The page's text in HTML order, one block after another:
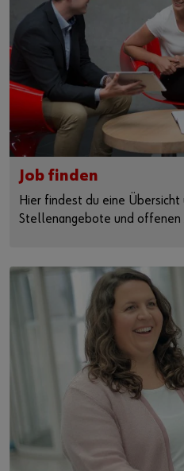
Job finden
Hier findest du eine
Stellenangebote und offenen